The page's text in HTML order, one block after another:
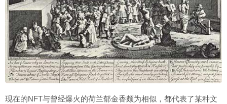
现在的NFT与曾经爆火的荷兰郁金香颇为相似，都代表了某种文